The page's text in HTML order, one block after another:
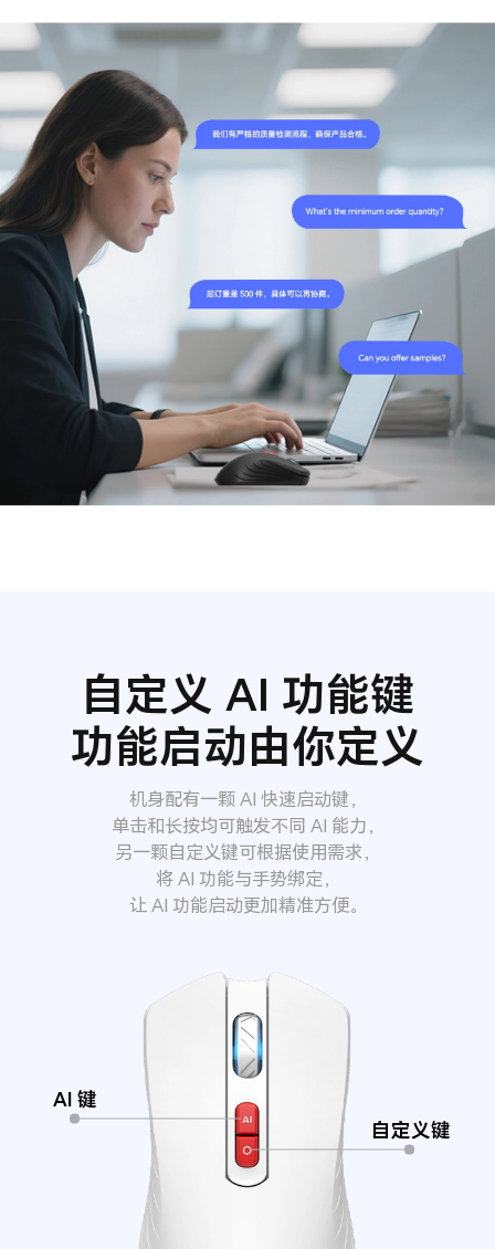
自定义 AI 功能键
功能启动由你定义
机身配有一颗 AI 快速启动键，
单击和长按均可触发不同 AI 能力，
另一颗自定义键可根据使用需求，
将 AI 功能与手势绑定，
让 AI 功能启动更加精准方便。
AI 键
自定义键